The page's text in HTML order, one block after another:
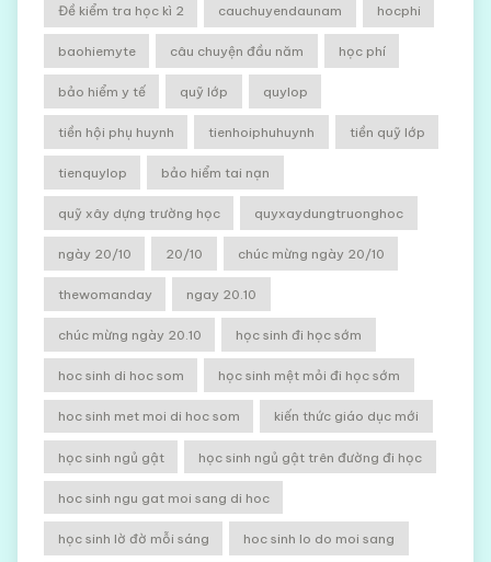
Đề kiểm tra học kì 2 cauchuyendaunam hocphi
baohiemyte câu chuyện đầu năm học phí
bảo hiểm y tế quỹ lớp quylop
tiền hội phụ huynh tienhoiphuhuynh tiền quỹ lớp
tienquylop bảo hiểm tai nạn
quỹ xây dựng trường học quyxaydungtruonghoc
ngày 20/10 20/10 chúc mừng ngày 20/10
thewomanday ngay 20.10
chúc mừng ngày 20.10 học sinh đi học sớm
hoc sinh di hoc som học sinh mệt mỏi đi học sớm
hoc sinh met moi di hoc som kiến thức giáo dục mới
học sinh ngủ gật học sinh ngủ gật trên đường đi học
hoc sinh ngu gat moi sang di hoc
học sinh lờ đờ mỗi sáng hoc sinh lo do moi sang